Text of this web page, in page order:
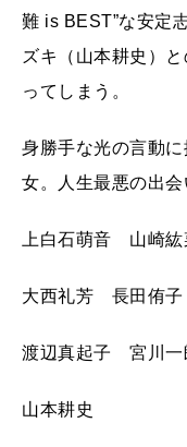
難 is BEST”な安定
ズキ（山本耕史）
ってしまう。
身勝手な光の言動
女。人生最悪の出
上白石萌音 山崎紘
大西礼芳 長田侑
渡辺真起子 宮川
山本耕史